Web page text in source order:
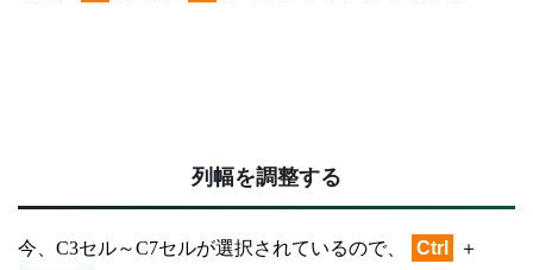
列幅を調整する
今、C3セル～C7セルが選択されているので、 Ctrl
＋